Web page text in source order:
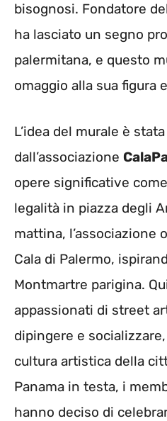
bisognosi. Fondatore
ha lasciato un segno
palermitana, e questo
omaggio alla sua figura
L’idea del murale è
dall’associazione
opere significative
legalità in piazza degli
mattina, l’associazione
Cala di Palermo,
Montmartre parigina.
appassionati di street
dipingere e
cultura artistica della
Panama in testa, i
hanno deciso di